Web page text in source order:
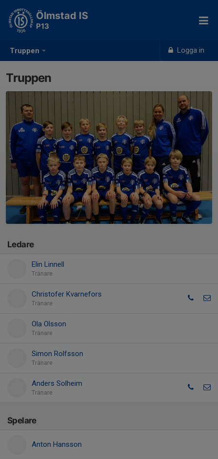
Truppen Logga in
Ölmstad IS
P13
Truppen
Ledare
Elin Linnell
Tränare
Christofer Kvarnefors
Tränare
Ola Olsson
Tränare
Simon Rolfsson
Tränare
Anders Solheim
Tränare
Spelare
Anton Hansson